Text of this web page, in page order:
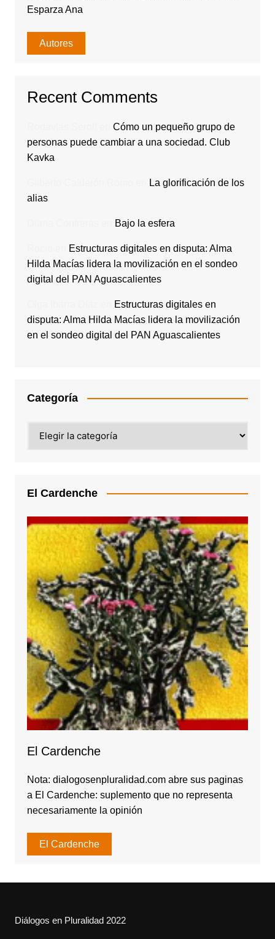
Esparza Ana
Autores
Recent Comments
Cómo un pequeño grupo de
personas puede cambiar a una sociedad. Club
Kavka
La glorificación de los
alias
Bajo la esfera
Estructuras digitales en disputa: Alma
Hilda Macías lidera la movilización en el sondeo
digital del PAN Aguascalientes
Estructuras digitales en
disputa: Alma Hilda Macías lidera la movilización
en el sondeo digital del PAN Aguascalientes
Categoría
El Cardenche
El Cardenche
Nota: dialogosenpluralidad.com abre sus paginas
a El Cardenche: suplemento que no representa
necesariamente la opinión
El Cardenche
Diálogos en Pluralidad 2022